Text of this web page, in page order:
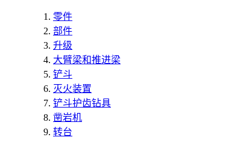
零件
部件
升级
大臂梁和推进梁
铲斗
灭火装置
铲斗护齿钻具
凿岩机
转台